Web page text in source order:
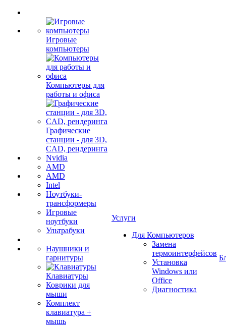
Игровые
компьютеры
Компьютеры для
работы и офиса
Графические
станции - для 3D,
CAD, рендеринга
Nvidia
AMD
AMD
Intel
Ноутбуки-
трансформеры
Игровые
ноутбуки
Ультрабуки
Наушники и
гарнитуры
Клавиатуры
Коврики для
мыши
Комплект
клавиатура +
мышь
Услуги
Для Компьютеров
Замена
термоинтерфейсов
Установка
Windows или
Office
Диагностика